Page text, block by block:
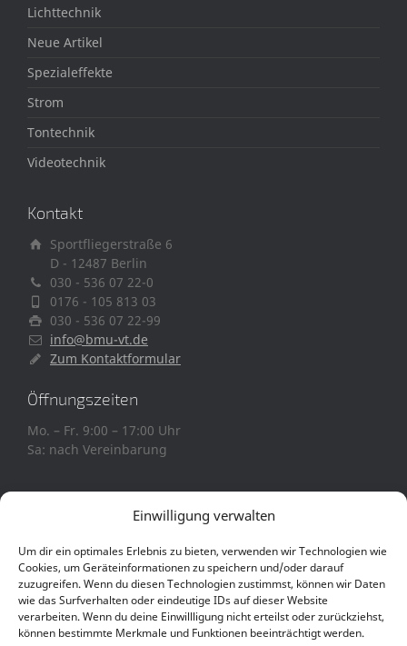
Einwilligung verwalten
Um dir ein optimales Erlebnis zu bieten, verwenden wir Technologien wie
Cookies, um Geräteinformationen zu speichern und/oder darauf
zuzugreifen. Wenn du diesen Technologien zustimmst, können wir Daten
wie das Surfverhalten oder eindeutige IDs auf dieser Website
verarbeiten. Wenn du deine Einwillligung nicht erteilst oder zurückziehst,
können bestimmte Merkmale und Funktionen beeinträchtigt werden.
Lichttechnik
Neue Artikel
Spezialeffekte
Strom
Tontechnik
Videotechnik
Kontakt
Sportfliegerstraße 6
D - 12487 Berlin
030 - 536 07 22-0
0176 - 105 813 03
030 - 536 07 22-99
info@bmu-vt.de
Zum Kontaktformular
Öffnungszeiten
Mo. – Fr. 9:00 – 17:00 Uhr
Sa: nach Vereinbarung
Copyright © BMU Veranstaltungstechnik
Impressum AGB & Lieferanten AGB